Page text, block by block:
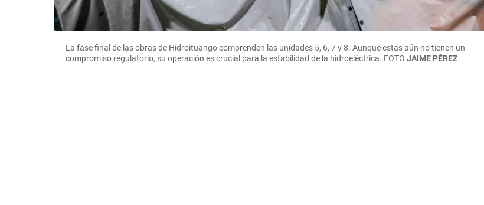
La fase final de las obras de Hidroituango comprenden las unidades 5, 6, 7 y 8. Aunque estas aún no tienen un
compromiso regulatorio, su operación es crucial para la estabilidad de la hidroeléctrica. FOTOJAIME PÉREZ